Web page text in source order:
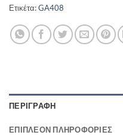
Ετικέτα:GA408
ΠΕΡΙΓΡΑΦΉ
ΕΠΙΠΛΈΟΝ ΠΛΗΡΟΦΟΡΊΕΣ